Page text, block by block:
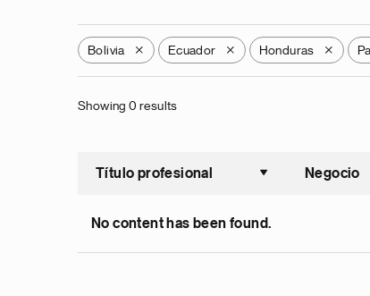
Bolivia X Ecuador X Honduras X
Showing 0 results
Título profesional Negocio
No content has been found.